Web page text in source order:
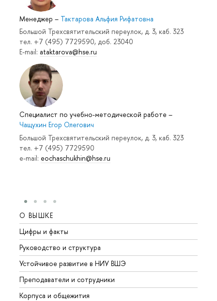
Менеджер – Тактарова Альфия Рифатовна
Большой Трехсвятительский переулок, д. 3, каб. 323
тел. +7 (495) 7729590, доб. 23040
E-mail: ataktarova@hse.ru
Специалист по учебно-методической работе –
Чащухин Егор Олегович
Большой Трехсвятительский переулок, д. 3, каб. 323
тел. +7 (495) 7729590
e-mail: eochaschukhin@hse.ru
О ВЫШКЕ
Цифры и факты
Руководство и структура
Устойчивое развитие в НИУ ВШЭ
Преподаватели и сотрудники
Корпуса и общежития